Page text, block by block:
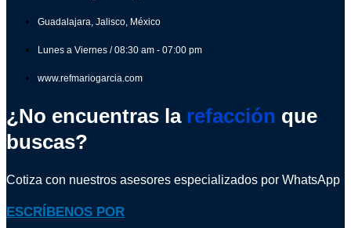
Guadalajara, Jalisco, México
Lunes a Viernes / 08:30 am - 07:00 pm
www.refmariogarcia.com
¿No encuentras la refacción que
buscas?
Cotiza con nuestros asesores especializados por WhatsApp
ESCRÍBENOS POR